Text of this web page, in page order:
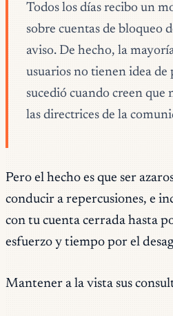
Todos los días recibo un
sobre cuentas de bloqueo
aviso. De hecho, la
usuarios no tienen idea
sucedió cuando creen que
las directrices de la
Pero el hecho es que ser
conducir a repercusiones, e
con tu cuenta cerrada hasta
esfuerzo y tiempo por el
Mantener a la vista sus